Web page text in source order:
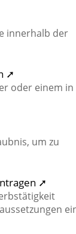
innerhalb der
➚
oder einem in
um zu
➚